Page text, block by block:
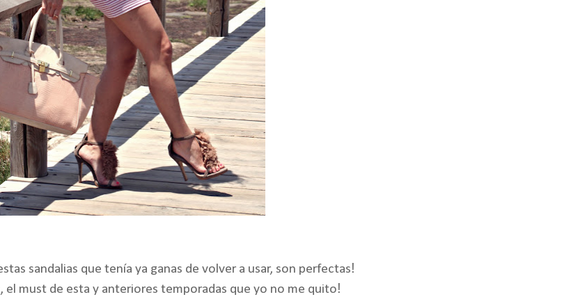
sandalias que tenía ya ganas de volver a usar, son perfectas!
el must de esta y anteriores temporadas que yo no me quito!